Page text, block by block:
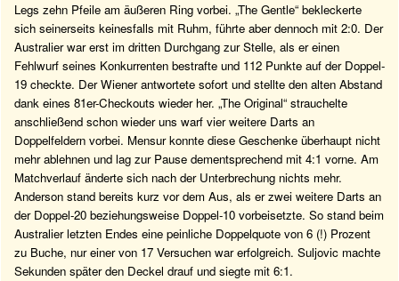
Legs zehn Pfeile am äußeren Ring vorbei. „The Gentle“ bekleckerte
sich seinerseits keinesfalls mit Ruhm, führte aber dennoch mit 2:0. Der
Australier war erst im dritten Durchgang zur Stelle, als er einen
Fehlwurf seines Konkurrenten bestrafte und 112 Punkte auf der Doppel-
19 checkte. Der Wiener antwortete sofort und stellte den alten Abstand
dank eines 81er-Checkouts wieder her. „The Original“ strauchelte
anschließend schon wieder uns warf vier weitere Darts an
Doppelfeldern vorbei. Mensur konnte diese Geschenke überhaupt nicht
mehr ablehnen und lag zur Pause dementsprechend mit 4:1 vorne. Am
Matchverlauf änderte sich nach der Unterbrechung nichts mehr.
Anderson stand bereits kurz vor dem Aus, als er zwei weitere Darts an
der Doppel-20 beziehungsweise Doppel-10 vorbeisetzte. So stand beim
Australier letzten Endes eine peinliche Doppelquote von 6 (!) Prozent
zu Buche, nur einer von 17 Versuchen war erfolgreich. Suljovic machte
Sekunden später den Deckel drauf und siegte mit 6:1.